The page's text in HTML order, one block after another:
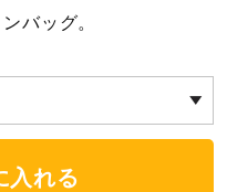
バッグ。
入れる